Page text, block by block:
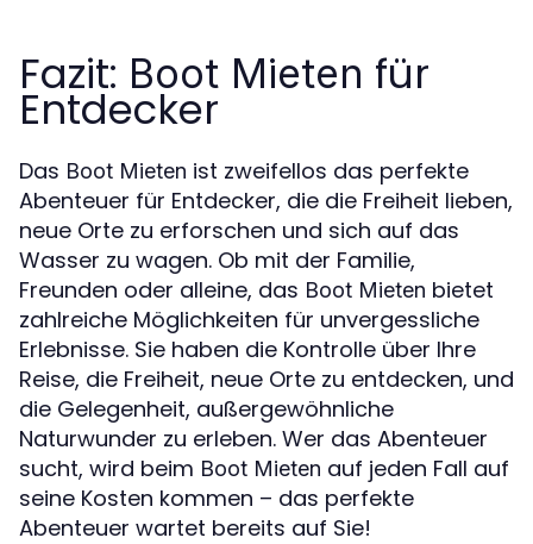
Fazit: Boot Mieten für
Entdecker
Das Boot Mieten ist zweifellos das perfekte
Abenteuer für Entdecker, die die Freiheit lieben,
neue Orte zu erforschen und sich auf das
Wasser zu wagen. Ob mit der Familie,
Freunden oder alleine, das Boot Mieten bietet
zahlreiche Möglichkeiten für unvergessliche
Erlebnisse. Sie haben die Kontrolle über Ihre
Reise, die Freiheit, neue Orte zu entdecken, und
die Gelegenheit, außergewöhnliche
Naturwunder zu erleben. Wer das Abenteuer
sucht, wird beim Boot Mieten auf jeden Fall auf
seine Kosten kommen – das perfekte
Abenteuer wartet bereits auf Sie!